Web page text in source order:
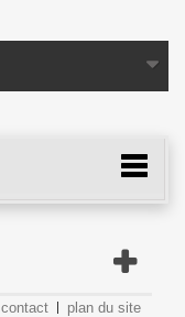
contact plan du site